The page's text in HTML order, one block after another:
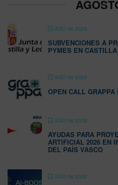
AGO 06 2026
SUBVENCIONES A
PYMES EN
AGO 06 2026
OPEN CALL GRAPPA
AGO 06 2026
AYUDAS PARA
ARTIFICIAL 2026 EN
DEL PAÍS VASCO
AGO 06 2026